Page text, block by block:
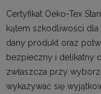
Certyfikat Oeko-Tex
kątem szkodliwości dla
dany produkt oraz
bezpieczny i delikatny
zwłaszcza przy
wykazywać się